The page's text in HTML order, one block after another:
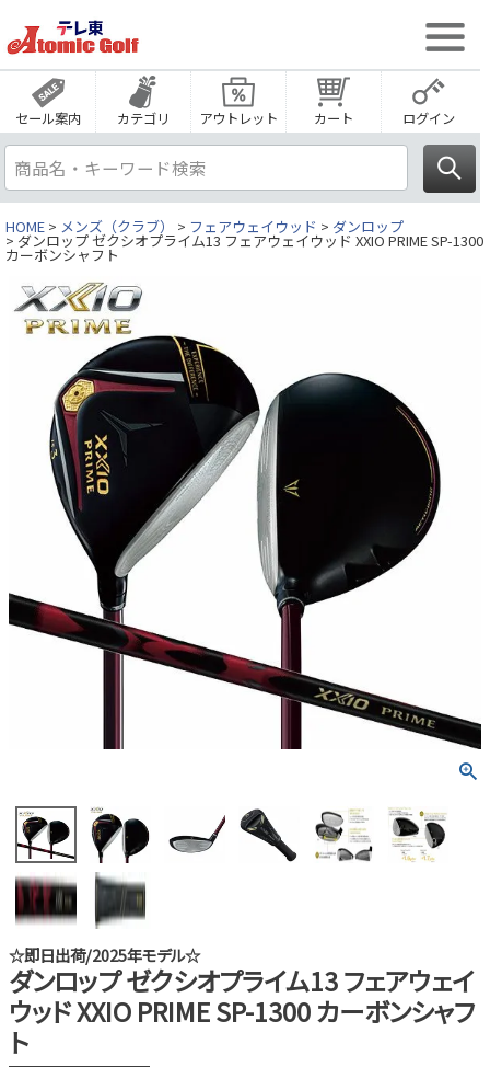
セール案内 カテゴリ アウトレット カート ログイン
HOME メンズ（クラブ） フェアウェイウッド ダンロップ
ダンロップ ゼクシオプライム13 フェアウェイウッド XXIO PRIME SP-1300
カーボンシャフト
☆即日出荷/2025年モデル☆
ダンロップ ゼクシオプライム13 フェアウェイ
ウッド XXIO PRIME SP-1300 カーボンシャフ
ト